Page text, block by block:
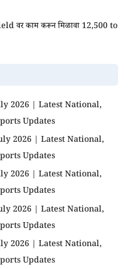
वर काम करून मिळावा 12,500 to
2026 | Latest National,
Updates
2026 | Latest National,
Updates
2026 | Latest National,
Updates
2026 | Latest National,
Updates
2026 | Latest National,
Updates